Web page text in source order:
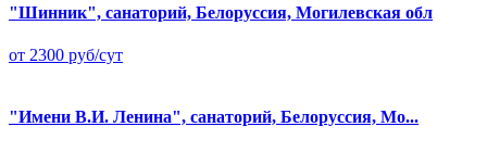
"Шинник", санаторий, Белоруссия, Могилевская обл
от 2300 руб/сут
"Имени В.И. Ленина", санаторий, Белоруссия, Мо...